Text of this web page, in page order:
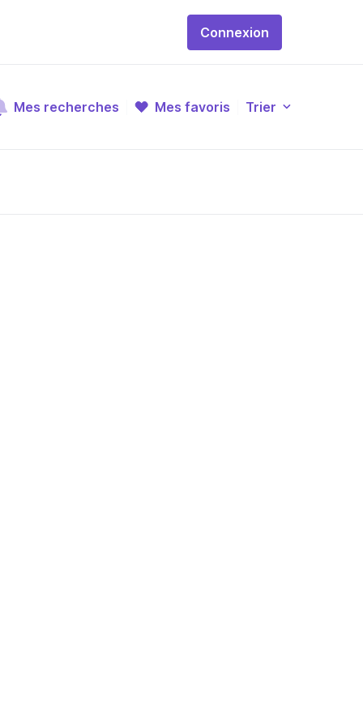
Connexion
Mes recherches Mes favoris Trier